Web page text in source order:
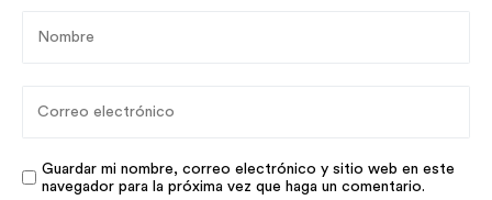
Guardar mi nombre, correo electrónico y sitio web en este
navegador para la próxima vez que haga un comentario.